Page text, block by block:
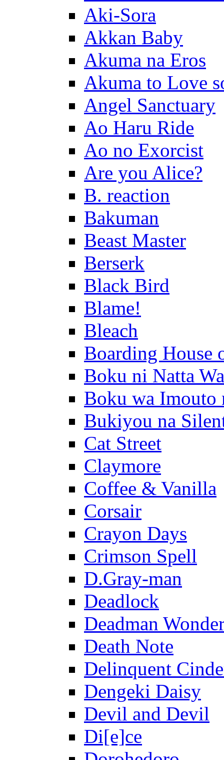
Aki-Sora
Akkan Baby
Akuma na Eros
Akuma to Love
Angel Sanctuary
Ao Haru Ride
Ao no Exorcist
Are you Alice?
B. reaction
Bakuman
Beast Master
Berserk
Black Bird
Blame!
Bleach
Boarding House
Boku ni Natta
Boku wa
Bukiyou na
Cat Street
Claymore
Coffee & Vanilla
Corsair
Crayon Days
Crimson Spell
D.Gray-man
Deadlock
Deadman
Death Note
Delinquent
Dengeki Daisy
Devil and Devil
Di[e]ce